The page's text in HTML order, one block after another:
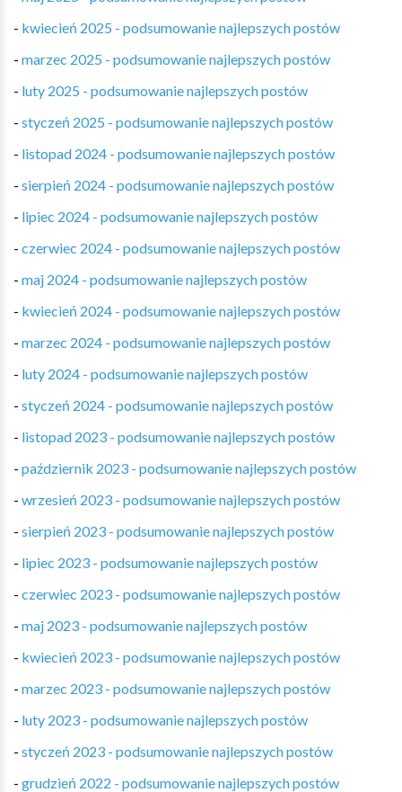
- kwiecień 2025 - podsumowanie najlepszych postów
- marzec 2025 - podsumowanie najlepszych postów
- luty 2025 - podsumowanie najlepszych postów
- styczeń 2025 - podsumowanie najlepszych postów
- listopad 2024 - podsumowanie najlepszych postów
- sierpień 2024 - podsumowanie najlepszych postów
- lipiec 2024 - podsumowanie najlepszych postów
- czerwiec 2024 - podsumowanie najlepszych postów
- maj 2024 - podsumowanie najlepszych postów
- kwiecień 2024 - podsumowanie najlepszych postów
- marzec 2024 - podsumowanie najlepszych postów
- luty 2024 - podsumowanie najlepszych postów
- styczeń 2024 - podsumowanie najlepszych postów
- listopad 2023 - podsumowanie najlepszych postów
- październik 2023 - podsumowanie najlepszych postów
- wrzesień 2023 - podsumowanie najlepszych postów
- sierpień 2023 - podsumowanie najlepszych postów
- lipiec 2023 - podsumowanie najlepszych postów
- czerwiec 2023 - podsumowanie najlepszych postów
- maj 2023 - podsumowanie najlepszych postów
- kwiecień 2023 - podsumowanie najlepszych postów
- marzec 2023 - podsumowanie najlepszych postów
- luty 2023 - podsumowanie najlepszych postów
- styczeń 2023 - podsumowanie najlepszych postów
- grudzień 2022 - podsumowanie najlepszych postów